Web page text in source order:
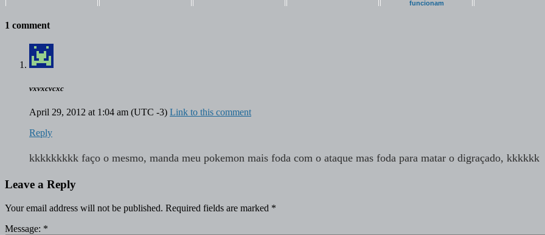
funcionam
1 comment
vxvxcvcxc
April 29, 2012 at 1:04 am (UTC -3) Link to this comment
Reply
kkkkkkkkk faço o mesmo, manda meu pokemon mais foda com o ataque mas foda para matar o digraçado, kkkkkk
Leave a Reply
Your email address will not be published. Required fields are marked *
Message: *